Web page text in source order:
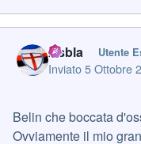
Asbla Utente
Inviato5 Ottobre
Belin che boccata
Ovviamente il mio